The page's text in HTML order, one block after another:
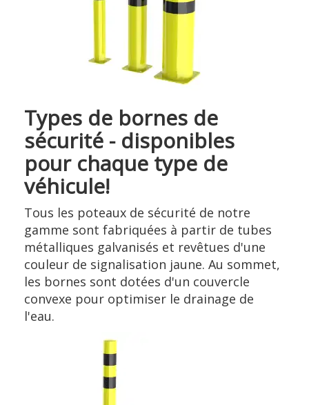
Types de bornes de
sécurité - disponibles
pour chaque type de
véhicule!
Tous les poteaux de sécurité de notre
gamme sont fabriquées à partir de tubes
métalliques galvanisés et revêtues d'une
couleur de signalisation jaune. Au sommet,
les bornes sont dotées d'un couvercle
convexe pour optimiser le drainage de
l'eau.